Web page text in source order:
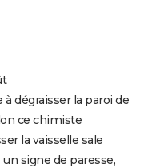
dégraisser la paroi de
ce chimiste
la vaisselle sale
signe de paresse,